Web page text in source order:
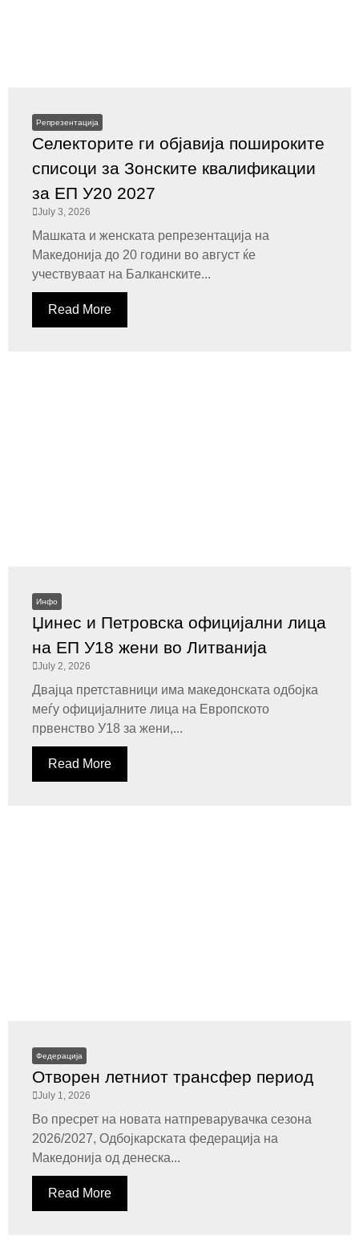
Репрезентација
Селекторите ги објавија пошироките
списоци за Зонските квалификации
за ЕП У20 2027
July 3, 2026
Машката и женската репрезентација на
Македонија до 20 години во август ќе
учествуваат на Балканските...
Read More
Инфо
Џинес и Петровска официјални лица
на ЕП У18 жени во Литванија
July 2, 2026
Двајца претставници има македонската одбојка
меѓу официјалните лица на Европското
првенство У18 за жени,...
Read More
Федерација
Отворен летниот трансфер период
July 1, 2026
Во пресрет на новата натпреварувачка сезона
2026/2027, Одбојкарската федерација на
Македонија од денеска...
Read More